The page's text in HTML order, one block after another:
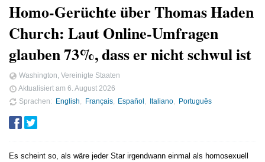
Homo-Gerüchte über Thomas Haden
Church: Laut Online-Umfragen
glauben 73%, dass er nicht schwul ist
Washington, Vereinigte Staaten
Aktualisiert am 6. August 2026
Sprachen
English Français Español Italiano Português
Es scheint so, als wäre jeder Star irgendwann einmal als homosexuell